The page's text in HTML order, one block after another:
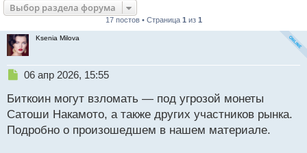
Выбор раздела форума
17 постов • Страница 1 из 1
Ksenia Milova
Н
п
р
ч
06 апр 2026, 15:55
Биткоин могут взломать — под угрозой монеты
Сатоши Накамото, а также других участников рынка.
Подробно о произошедшем в нашем материале.